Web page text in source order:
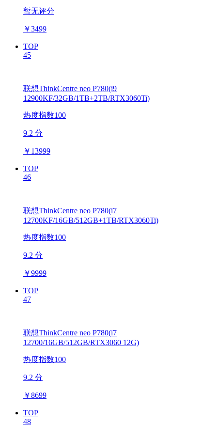
暂无评分
￥3499
TOP
45
联想ThinkCentre neo P780(i9
12900KF/32GB/1TB+2TB/RTX3060Ti)
热度指数100
9.2 分
￥ 13999
TOP
46
联想ThinkCentre neo P780(i7
12700KF/16GB/512GB+1TB/RTX3060Ti)
热度指数100
9.2 分
￥9999
TOP
47
联想ThinkCentre neo P780(i7
12700/16GB/512GB/RTX3060 12G)
热度指数100
9.2 分
￥8699
TOP
48